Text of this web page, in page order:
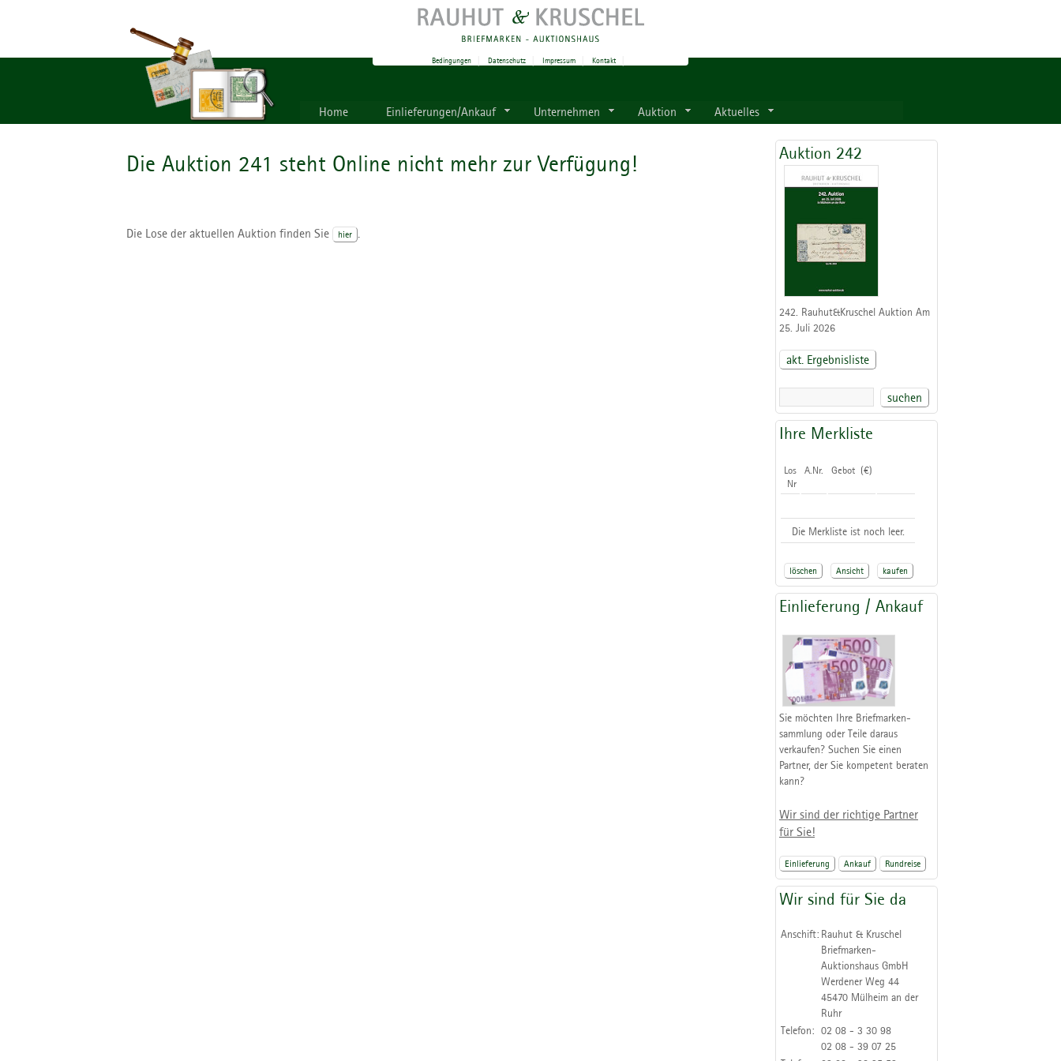
Bedingungen| Datenschutz| Impressum| Kontakt|
Home Einlieferungen/Ankauf Unternehmen Auktion Aktuelles
Die Auktion 241 steht Online nicht mehr zur Verfügung!
Die Lose der aktuellen Auktion finden Sie hier
Auktion 242
242. Rauhut&Kruschel Auktion Am
25. Juli 2026
akt. Ergebnisliste
suchen
Ihre Merkliste
Los
Nr
A.Nr. Gebot (€)
Die Merkliste ist noch leer.
löschen Ansicht kaufen
Einlieferung / Ankauf
Sie möchten Ihre Briefmarken-
sammlung oder Teile daraus
verkaufen? Suchen Sie einen
Partner, der Sie kompetent beraten
kann?
Wir sind der richtige Partner
für Sie!
Einlieferung Ankauf Rundreise
Wir sind für Sie da
Anschift: Rauhut & Kruschel
Briefmarken-
Auktionshaus GmbH
Werdener Weg 44
45470 Mülheim an der
Ruhr
Telefon: 02 08 - 3 30 98
02 08 - 39 07 25